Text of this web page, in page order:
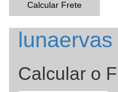
Calcular Frete
lunaervas
Calcular o